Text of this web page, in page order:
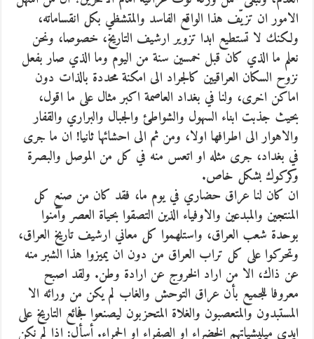
الامور ان تزيّف هذا الواقع الفاسد والمتشظي بكل انقساماته،
ولكنك لا تستطيع ابدا تزوير ارشيف التاريخ، خصوصا، ونحن
نعلم ما الذي كان قبل خمسين سنة من اليوم وما الذي صار بفعل
نزوح السكان العراقيين كالجراد الى امكنة محددة بالذات دون
اماكن اخرى، ولنا في بغداد العاصمة اكبر مثال على ما اقول،
بحيث جذبت ابناء السهول والشواطئ والجبال والبراري والقفار
والاهوار الى اطرافها اولا، ومن ثم الى احشائها ثانيا! ان ما جرى
في بغداد، جرى مثله او اتعس منه في كل من الموصل والبصرة
وكركوك بشكل خاص.
ان كان لنا عراق حضاري في يوم ما، فقد كان من صنع كل
المنتجين والمبدعين والاوفياء الذين التصقوا بحياة العصر وآمنوا
بوحدة شعب العراق، واستلهموا كل معاني ارشيف تاريخ العراق،
وتحركوا على كل تراب العراق من دون ان يميزوا هذا الشبر منه
عن ذاك، الا من اراد الخروج عن ارادة وطن. ولقد اصبح
معروفا للجميع بأن عراق التوحش والغاب لم يكن من ورائه الا
المستبدون والمتعصبون والغلاة المتحزبون ليصنعوا فجائع التاريخ على
ايدي ميليشياتهم الخضراء او الصفراء او الحمراء. أسأل: اذا لم نكن